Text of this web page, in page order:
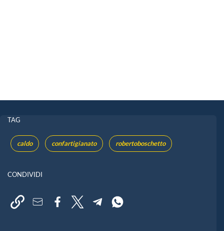
TAG
caldo confartigianato robertoboschetto
CONDIVIDI